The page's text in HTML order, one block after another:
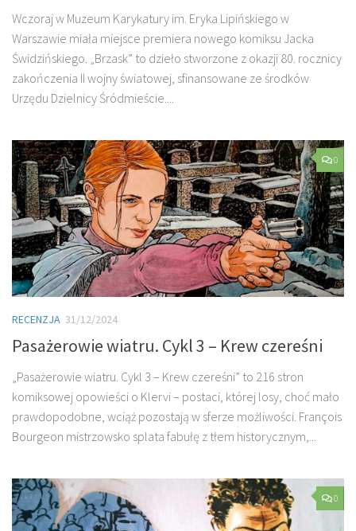
Wczoraj w Muzeum Karykatury im. Eryka Lipińskiego w
Warszawie miała miejsce premiera nowego komiksu Jacka
Świdzińskiego. „Brzask” to dzieło stworzone z okazji 80. rocznicy
zakończenia II wojny światowej, sfinansowane ze środków
Urzędu Dzielnicy Śródmieście....
0
RECENZJA 31/12/2024
Pasażerowie wiatru. Cykl 3 – Krew czereśni
„Pasażerowie wiatru. Cykl 3 – Krew czereśni” to 216 stron
komiksowej opowieści o Klervi – postaci, której losy, choć mało
prawdopodobne, wciąż pozostają w sferze możliwości. François
Bourgeon mistrzowsko splata fabułę z tłem historycznym,...
0